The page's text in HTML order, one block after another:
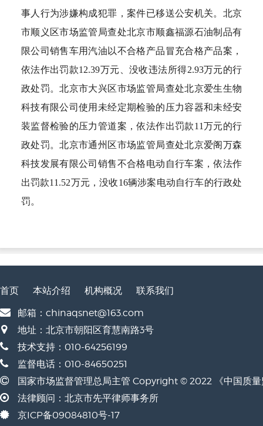
事人行为涉嫌构成犯罪，案件已移送公安机关。北京
市顺义区市场监管局查处北京市顺鑫福源石油制品有
限公司销售车用汽油以不合格产品冒充合格产品案，
依法作出罚款12.39万元、没收违法所得2.93万元的行
政处罚。北京市大兴区市场监管局查处北京爱生生物
科技有限公司使用未经定期检验的压力容器和未经安
装监督检验的压力管道案，依法作出罚款11万元的行
政处罚。北京市通州区市场监管局查处北京爱阁万森
科技发展有限公司销售不合格电动自行车案，依法作
出罚款11.52万元，没收16辆涉案电动自行车的行政处
罚。
首页 本站介绍 机构概况
联系我们
邮箱：chinaqsnet@163.com
地址：北京市朝阳区育慧南路3号
技术支持：010-64256199
监督电话：010-84650251
国家市场监督管理总局主管 Copyright © 2022 《中国质
法律顾问：北京市先平律师事务所
京ICP备09084810号-17